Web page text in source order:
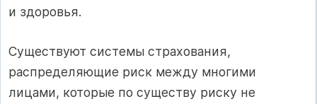
и здоровья.
Существуют системы страхования,
распределяющие риск между многими
лицами, которые по существу риску не